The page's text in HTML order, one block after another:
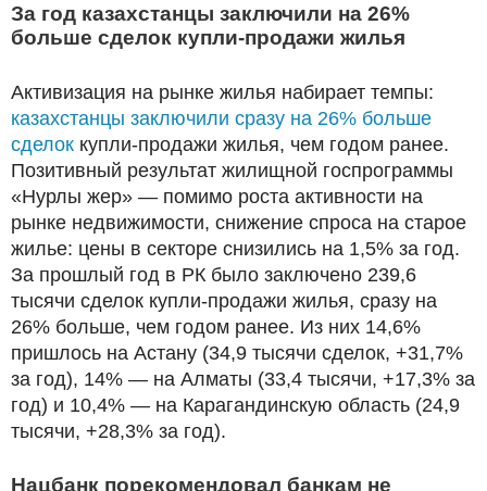
За год казахстанцы заключили на 26%
больше сделок купли-продажи жилья
Активизация на рынке жилья набирает темпы:
казахстанцы заключили сразу на 26% больше
сделок купли-продажи жилья, чем годом ранее.
Позитивный результат жилищной госпрограммы
«Нурлы жер» — помимо роста активности на
рынке недвижимости, снижение спроса на старое
жилье: цены в секторе снизились на 1,5% за год.
За прошлый год в РК было заключено 239,6
тысячи сделок купли-продажи жилья, сразу на
26% больше, чем годом ранее. Из них 14,6%
пришлось на Астану (34,9 тысячи сделок, +31,7%
за год), 14% — на Алматы (33,4 тысячи, +17,3% за
год) и 10,4% — на Карагандинскую область (24,9
тысячи, +28,3% за год).
Нацбанк порекомендовал банкам не